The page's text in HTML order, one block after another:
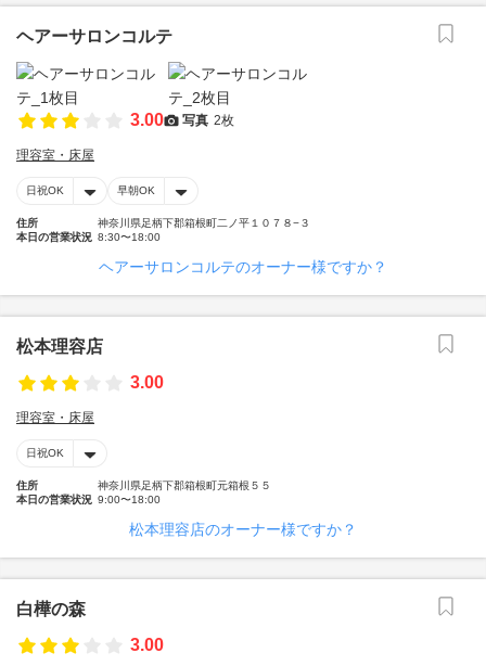
ヘアーサロンコルテ
3.00 写真 2枚
理容室・床屋
日祝OK 早朝OK
住所
神奈川県足柄下郡箱根町二ノ平１０７８−３
本日の営業状況 8:30〜18:00
ヘアーサロンコルテのオーナー様ですか？
松本理容店
3.00
理容室・床屋
日祝OK
住所
神奈川県足柄下郡箱根町元箱根５５
本日の営業状況 9:00〜18:00
松本理容店のオーナー様ですか？
白樺の森
3.00